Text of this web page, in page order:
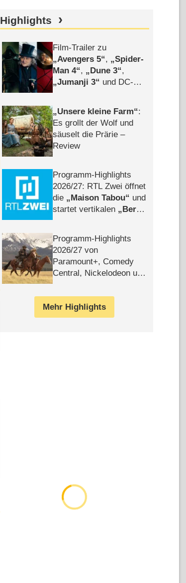
Highlights
Film-Trailer zu
Avengers 5 ,
Spider-
Man 4 , Dune 3 ,
Jumanji 3
und DC-
Unsere kleine Farm :
Es grollt der Wolf und
säuselt die Prärie –
Review
Programm-Highlights
2026/​27: RTL Zwei öffnet
die
Maison Tabou
und
startet vertikalen
Berlin
Programm-Highlights
2026/​27 von
Paramount+, Comedy
Central, Nickelodeon und
Mehr Highlights